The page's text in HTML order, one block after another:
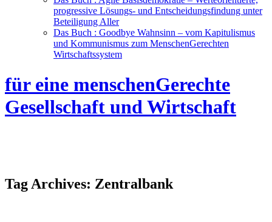
progressive Lösungs- und Entscheidungsfindung unter
Beteiligung Aller
Das Buch : Goodbye Wahnsinn – vom Kapitulismus
und Kommunismus zum MenschenGerechten
Wirtschaftssystem
für eine menschenGerechte
Gesellschaft und Wirtschaft
Tag Archives: Zentralbank